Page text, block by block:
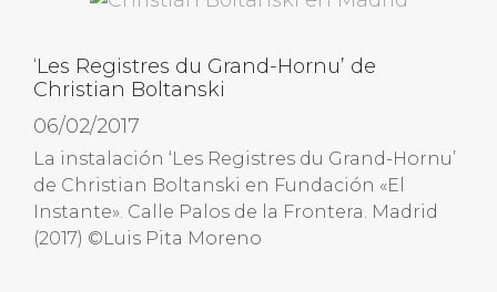
‘Les Registres du Grand-Hornu’ de
Christian Boltanski
06/02/2017
La instalación ‘Les Registres du Grand-Hornu’
de Christian Boltanski en Fundación «El
Instante». Calle Palos de la Frontera. Madrid
(2017) ©Luis Pita Moreno